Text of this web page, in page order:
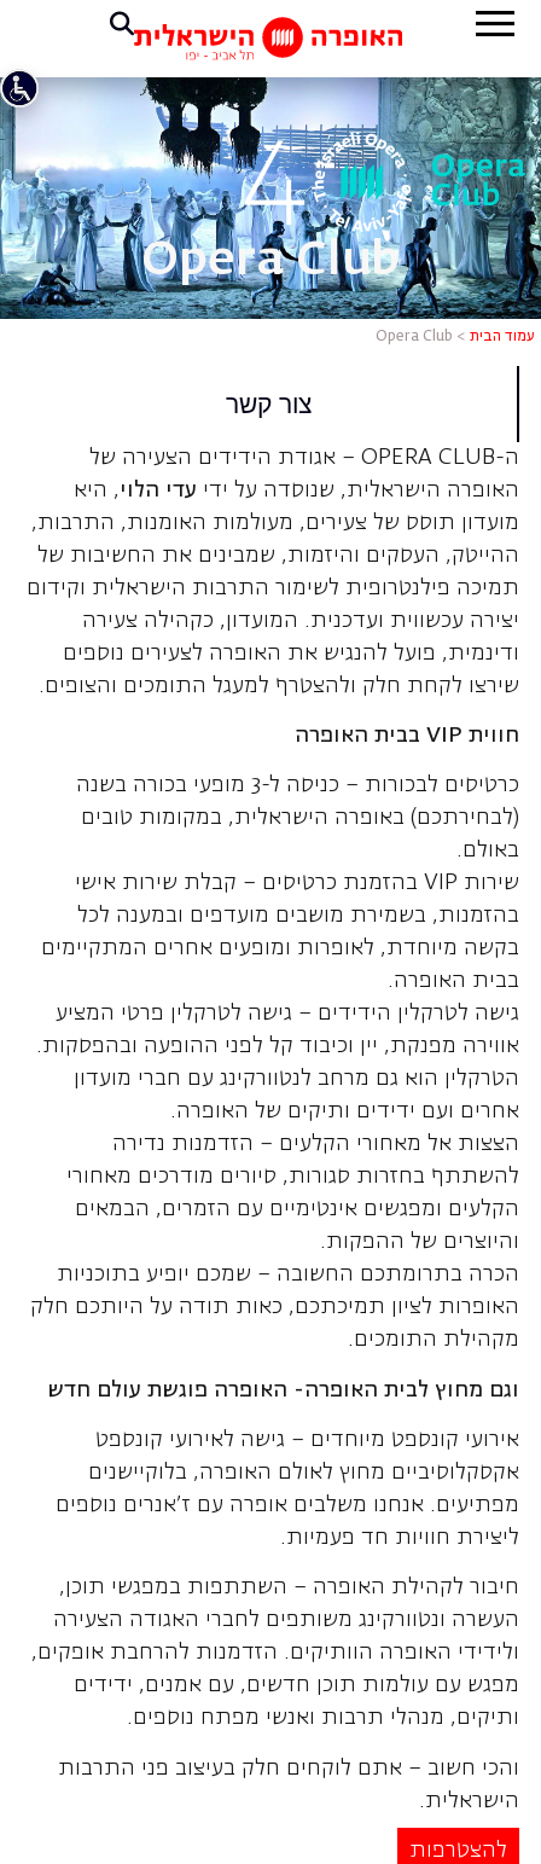
Opera Club
עמוד הבית >
Opera Club
צור קשר
ה-OPERA CLUB – אגודת הידידים הצעירה של
האופרה הישראלית, שנוסדה על ידי עדי הלוי , היא
מועדון תוסס של צעירים, מעולמות האומנות, התרבות,
ההייטק, העסקים והיזמות, שמבינים את החשיבות של
תמיכה פילנטרופית לשימור התרבות הישראלית וקידום
יצירה עכשווית ועדכנית. המועדון, כקהילה צעירה
ודינמית, פועל להנגיש את האופרה לצעירים נוספים
שירצו לקחת חלק ולהצטרף למעגל התומכים והצופים.
חווית VIP בבית האופרה
כרטיסים לבכורות – כניסה ל-3 מופעי בכורה בשנה
(לבחירתכם) באופרה הישראלית, במקומות טובים
באולם.
שירות VIP בהזמנת כרטיסים – קבלת שירות אישי
בהזמנות, בשמירת מושבים מועדפים ובמענה לכל
בקשה מיוחדת, לאופרות ומופעים אחרים המתקיימים
בבית האופרה.
גישה לטרקלין הידידים – גישה לטרקלין פרטי המציע
אווירה מפנקת, יין וכיבוד קל לפני ההופעה ובהפסקות.
הטרקלין הוא גם מרחב לנטוורקינג עם חברי מועדון
אחרים ועם ידידים ותיקים של האופרה.
הצצות אל מאחורי הקלעים – הזדמנות נדירה
להשתתף בחזרות סגורות, סיורים מודרכים מאחורי
הקלעים ומפגשים אינטימיים עם הזמרים, הבמאים
והיוצרים של ההפקות.
הכרה בתרומתכם החשובה – שמכם יופיע בתוכניות
האופרות לציון תמיכתכם, כאות תודה על היותכם חלק
מקהילת התומכים.
וגם מחוץ לבית האופרה- האופרה פוגשת עולם חדש
אירועי קונספט מיוחדים – גישה לאירועי קונספט
אקסקלוסיביים מחוץ לאולם האופרה, בלוקיישנים
מפתיעים. אנחנו משלבים אופרה עם ז'אנרים נוספים
ליצירת חוויות חד פעמיות.
חיבור לקהילת האופרה – השתתפות במפגשי תוכן,
העשרה ונטוורקינג משותפים לחברי האגודה הצעירה
ולידידי האופרה הוותיקים. הזדמנות להרחבת אופקים,
מפגש עם עולמות תוכן חדשים, עם אמנים, ידידים
ותיקים, מנהלי תרבות ואנשי מפתח נוספים.
והכי חשוב – אתם לוקחים חלק בעיצוב פני התרבות
הישראלית.
להצטרפות